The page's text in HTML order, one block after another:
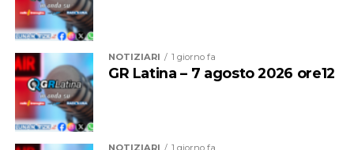
NOTIZIARI 1 giorno fa
GR Latina – 7 agosto 2026 ore12
NOTIZIARI 1 giorno fa